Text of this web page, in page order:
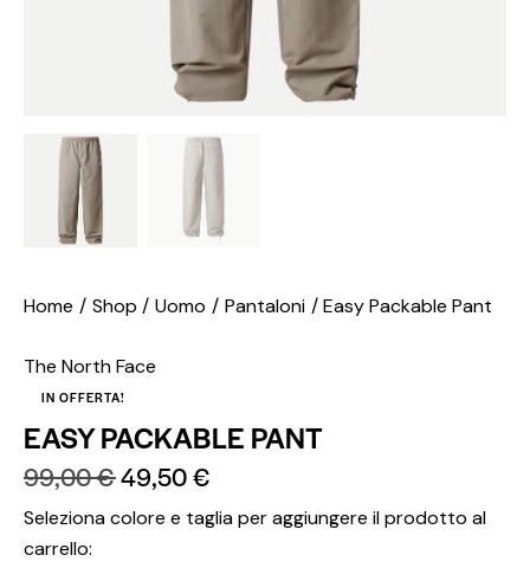
Home Shop Uomo Pantaloni Easy Packable Pant
The North Face
IN OFFERTA!
EASY PACKABLE PANT
99,00€49,50€
Seleziona colore e taglia per aggiungere il prodotto al
carrello: